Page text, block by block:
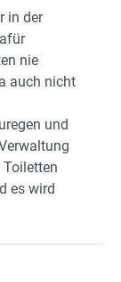
in der
nie
auch nicht
und
es wird